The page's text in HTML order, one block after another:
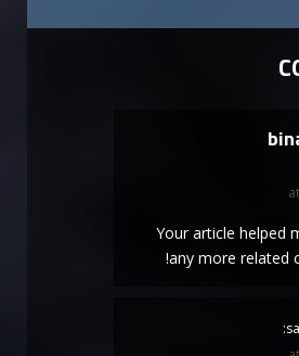
Your article helped
any more related